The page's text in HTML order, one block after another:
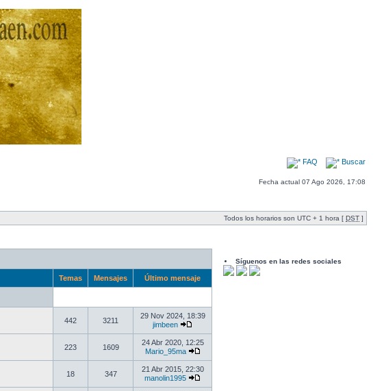
FAQ Buscar
Fecha actual 07 Ago 2026, 17:08
Todos los horarios son UTC + 1 hora [ DST ]
Temas Mensajes Último mensaje
442 3211
29 Nov 2024, 18:39
jimbeen
223 1609
24 Abr 2020, 12:25
Mario_95ma
18 347
21 Abr 2015, 22:30
manolin1995
Síguenos en las redes sociales